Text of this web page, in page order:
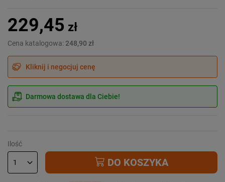
229,45 zł
Cena katalogowa: 248,90 zł
Kliknij i negocjuj cenę
Darmowa dostawa dla Ciebie!
Ilość
DO KOSZYKA